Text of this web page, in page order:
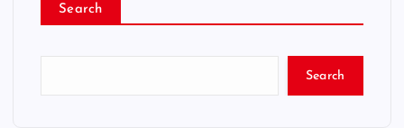
Search
Search